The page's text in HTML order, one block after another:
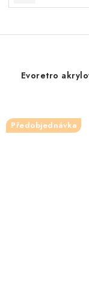
Evoretro
Předobjednávka